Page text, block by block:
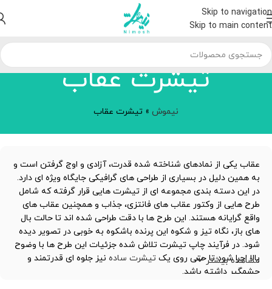
Skip to navigation
Skip to main content
تیشرت عقاب
نیموش » تیشرت عقاب
عقاب یکی از نمادهای شناخته شده قدرت، آزادی و اوج گرفتن است و
به همین دلیل در بسیاری از طراحی های گرافیکی جایگاه ویژه ای دارد.
در این دسته بندی مجموعه ای از تیشرت هایی قرار گرفته که شامل
طرح هایی از وکتور عقاب های فانتزی، جذاب و همچنین عقاب های
واقع گرایانه هستند. این طرح ها با دقت طراحی شده اند تا حالت بال
های باز، نگاه تیز و شکوه این پرنده باشکوه به خوبی در تصویر دیده
شود. در فرآیند چاپ تیشرت تلاش شده جزئیات این طرح ها با وضوح
بالا اجرا شود تا حتی روی یک تیشرت ساده نیز جلوه ای قدرتمند و
چشمگیر داشته باشد.
مشاهده بیشتر